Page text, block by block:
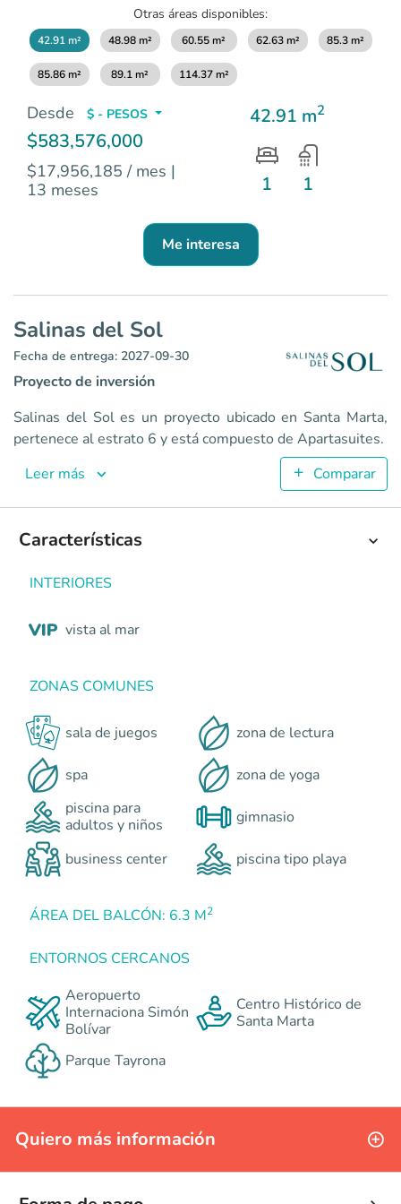
Apartasuites en Santa Marta - Sur <p>Proyecto de uso
2
42.91
1
Colombia Santa Marta
Pozos Colorados, a tan
Otras áreas disponibles:
42.91 m² 48.98 m² 60.55 m² 62.63 m² 85.3 m²
85.86 m² 89.1 m² 114.37 m²
Desde $ - PESOS
$583,576,000
$17,956,185 / mes |
13 meses
42.91 m2
1 1
Me interesa
Salinas del Sol
Fecha de entrega: 2027-09-30
Proyecto de inversión
Salinas del Sol es un proyecto ubicado en Santa Marta,
pertenece al estrato 6 y está compuesto de Apartasuites.
Leer más
Comparar
Características
INTERIORES
vista al mar
ZONAS COMUNES
sala de juegos zona de lectura
spa
zona de yoga
piscina para
adultos y niños
gimnasio
business center piscina tipo playa
ÁREA DEL BALCÓN: 6.3 M2
ENTORNOS CERCANOS
Aeropuerto
Internaciona Simón
Bolívar
Centro Histórico de
Santa Marta
Parque Tayrona
Quiero más información